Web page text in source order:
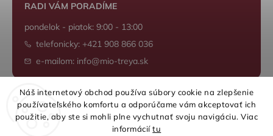
Náš internetový obchod používa súbory cookie na zlepšenie
používateľského komfortu a odporúčame vám akceptovať ich
použitie, aby ste si mohli plne vychutnať svoju navigáciu. Viac
informáciítu
RADI VÁM PORADÍME
pondelok - piatok: 9:00 - 13:00
telefonicky: +421 908 866 036
e-mailom: info@mio-treya.sk
Shoptet.sk